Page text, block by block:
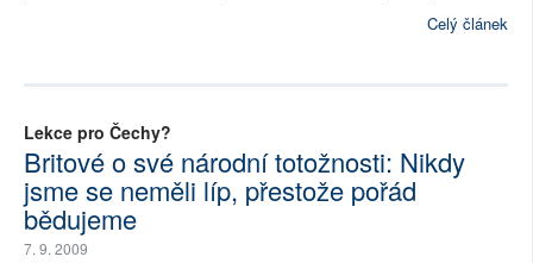
Celý článek
Lekce pro Čechy?
Britové o své národní totožnosti: Nikdy
jsme se neměli líp, přestože pořád
bědujeme
7. 9. 2009